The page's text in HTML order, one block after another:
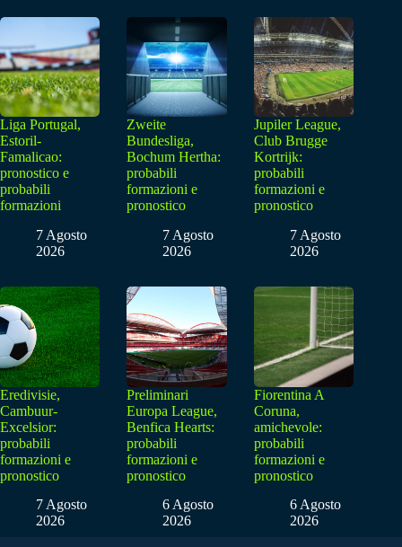
Liga Portugal,
Estoril-
Famalicao:
pronostico e
probabili
formazioni
7 Agosto
2026
Zweite
Bundesliga,
Bochum Hertha:
probabili
formazioni e
pronostico
7 Agosto
2026
Jupiler League,
Club Brugge
Kortrijk:
probabili
formazioni e
pronostico
7 Agosto
2026
Eredivisie,
Cambuur-
Excelsior:
probabili
formazioni e
pronostico
7 Agosto
2026
Preliminari
Europa League,
Benfica Hearts:
probabili
formazioni e
pronostico
6 Agosto
2026
Fiorentina A
Coruna,
amichevole:
probabili
formazioni e
pronostico
6 Agosto
2026